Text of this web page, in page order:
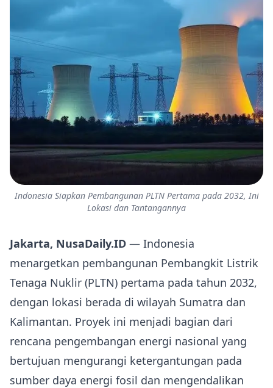
Indonesia Siapkan Pembangunan PLTN Pertama pada 2032, Ini
Lokasi dan Tantangannya
Jakarta, NusaDaily.ID — Indonesia
menargetkan pembangunan Pembangkit Listrik
Tenaga Nuklir (PLTN) pertama pada tahun 2032,
dengan lokasi berada di wilayah Sumatra dan
Kalimantan. Proyek ini menjadi bagian dari
rencana pengembangan energi nasional yang
bertujuan mengurangi ketergantungan pada
sumber daya energi fosil dan mengendalikan